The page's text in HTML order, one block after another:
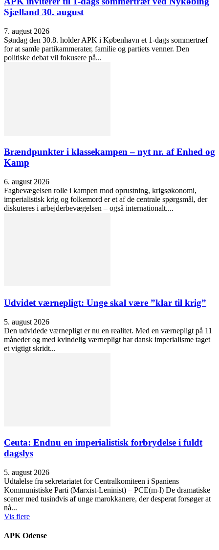
Sjælland 30. august
7. august 2026
Søndag den 30.8. holder APK i København et 1-dags sommertræf
for at samle partikammerater, familie og partiets venner. Den
politiske debat vil fokusere på...
Brændpunkter i klassekampen – nyt nr. af Enhed og
Kamp
6. august 2026
Fagbevægelsen rolle i kampen mod oprustning, krigsøkonomi,
imperialistisk krig og folkemord er et af de centrale spørgsmål, der
diskuteres i arbejderbevægelsen – også internationalt....
Udvidet værnepligt: Unge skal være ”klar til krig”
5. august 2026
Den udvidede værnepligt er nu en realitet. Med en værnepligt på 11
måneder og med kvindelig værnepligt har dansk imperialisme taget
et vigtigt skridt...
Ceuta: Endnu en imperialistisk forbrydelse i fuldt
dagslys
5. august 2026
Udtalelse fra sekretariatet for Centralkomiteen i Spaniens
Kommunistiske Parti (Marxist-Leninist) – PCE(m-l) De dramatiske
scener med tusindvis af unge marokkanere, der desperat forsøger at
nå...
Vis flere
APK Odense